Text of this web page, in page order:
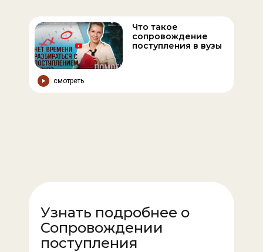
Что такое
сопровождение
поступления в вузы
смотреть
Узнать подробнее о
Сопровождении
поступления